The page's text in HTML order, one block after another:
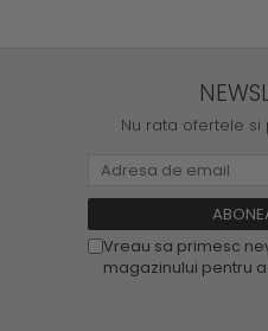
Nu rata ofertele
Vreau sa primesc
magazinului pentru